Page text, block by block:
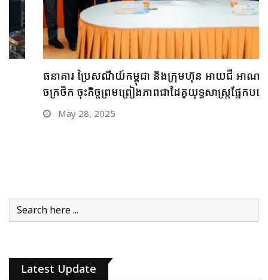
ធនាគារ ប្រៃសណីយ៍កម្ពុជា និងក្រុមហ៊ុន អាយជី អាណា
ចក្រថិក ចុះកិច្ចព្រមព្រៀងភាពជាដៃគូយុទ្ធសាស្ត្រផ្នែកបច្ចេកវិទ្យា
May 28, 2025
Latest Update